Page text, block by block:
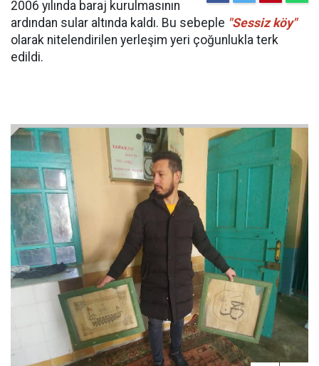
2006 yılında baraj kurulmasının
ardından sular altında kaldı. Bu sebeple "Sessiz köy"
olarak nitelendirilen yerleşim yeri çoğunlukla terk
edildi.